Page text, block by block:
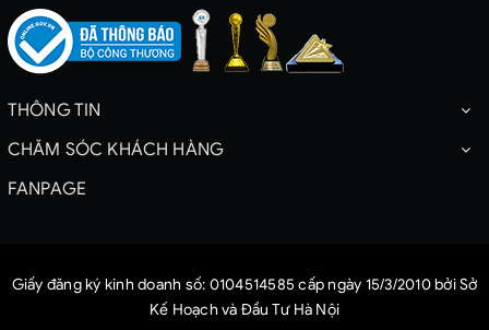
THÔNG TIN
CHĂM SÓC KHÁCH HÀNG
FANPAGE
Giấy đăng ký kinh doanh số: 0104514585 cấp ngày 15/3/2010 bởi Sở
Kế Hoạch và Đầu Tư Hà Nội